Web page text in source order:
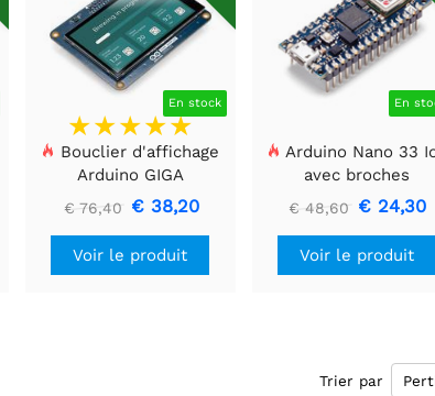
En stock
Bouclier d'affichage
Arduino GIGA
€ 76,40 € 38,20
Voir le produit
En
Arduino Nano 33
avec broches
€ 48,60 € 24,30
Voir le produit
Trier par